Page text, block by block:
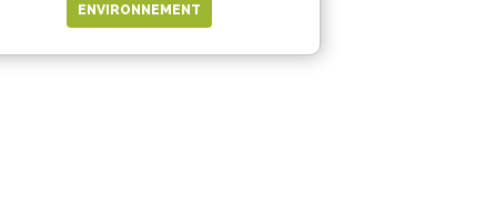
ENVIRONNEMENT